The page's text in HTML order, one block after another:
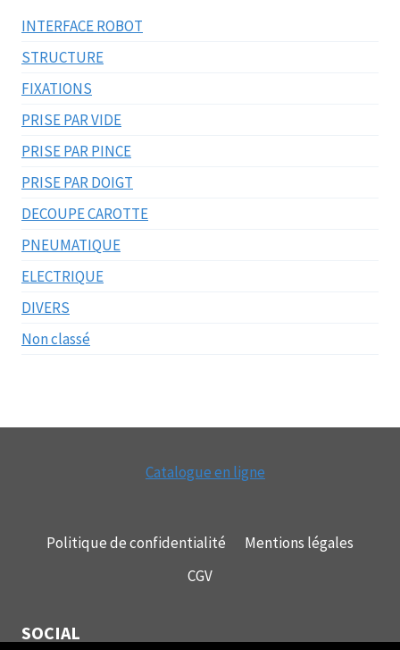
INTERFACE ROBOT
STRUCTURE
FIXATIONS
PRISE PAR VIDE
PRISE PAR PINCE
PRISE PAR DOIGT
DECOUPE CAROTTE
PNEUMATIQUE
ELECTRIQUE
DIVERS
Non classé
Catalogue en ligne
Politique de confidentialité
Mentions légales
CGV
SOCIAL